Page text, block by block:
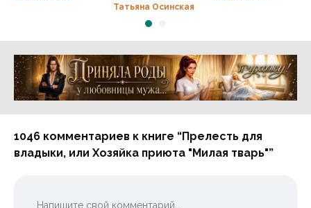
Татьяна Осинская
Реклама 16+ АО «ЛитГород»
1046 комментариев к книге “Прелесть для
владыки, или Хозяйка приюта "Милая тварь"”